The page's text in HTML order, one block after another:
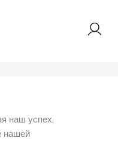
наш успех,
нашей